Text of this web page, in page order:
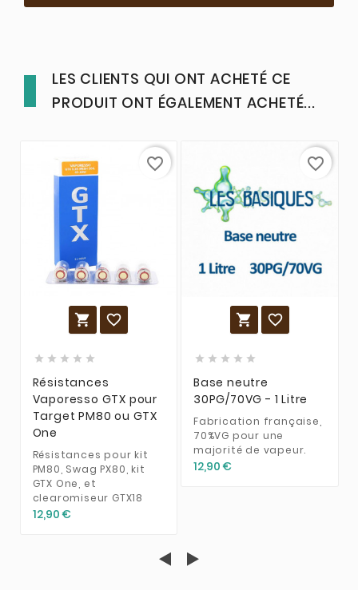
LES CLIENTS QUI ONT ACHETÉ CE
PRODUIT ONT ÉGALEMENT ACHETÉ...
 
    
Résistances
Vaporesso GTX pour
Target PM80 ou GTX
One
Résistances pour kit
PM80, Swag PX80, kit
GTX One, et
clearomiseur GTX18
12,90 €
favorite_border
 
    
Base neutre
30PG/70VG - 1 Litre
Fabrication française,
70%VG pour une
majorité de vapeur.
12,90 €
favorite_border